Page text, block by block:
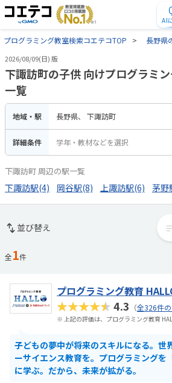
AI
プログラミング教室検索コエテコTOP 長野県
2026/08/09(日) 版
下諏訪町の子供 向けプログラミ
一覧
地域・駅 長野県 下諏訪町
詳細条件 学年・教材などを選択
下諏訪町 周辺の駅一覧
下諏訪駅(4) 岡谷駅(8) 上諏訪駅(6) 茅野
並び替え
全1件
プログラミング教育
★★★★★4.3 （全326件
※ 上記の評価は、プログラミング教育
子どもの夢中が将来のスキルになる。世
ーサイエンス教育を。プログラミングを
に学ぶ。だから、未来が拡がる。